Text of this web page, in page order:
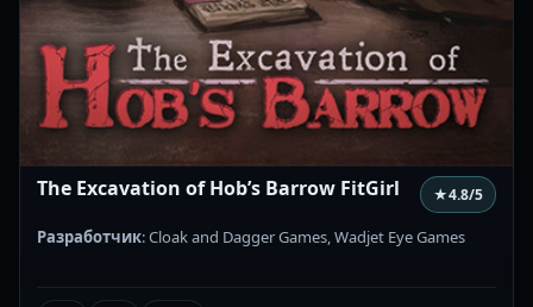
The Excavation of Hob’s Barrow FitGirl ★4.8/5
Разработчик: Cloak and Dagger Games, Wadjet Eye Games